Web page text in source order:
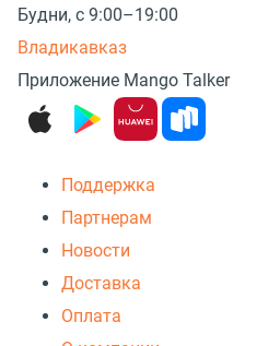
Будни, с 9:00–19:00
Владикавказ
Приложение Mango Talker
Поддержка
Партнерам
Новости
Доставка
Оплата